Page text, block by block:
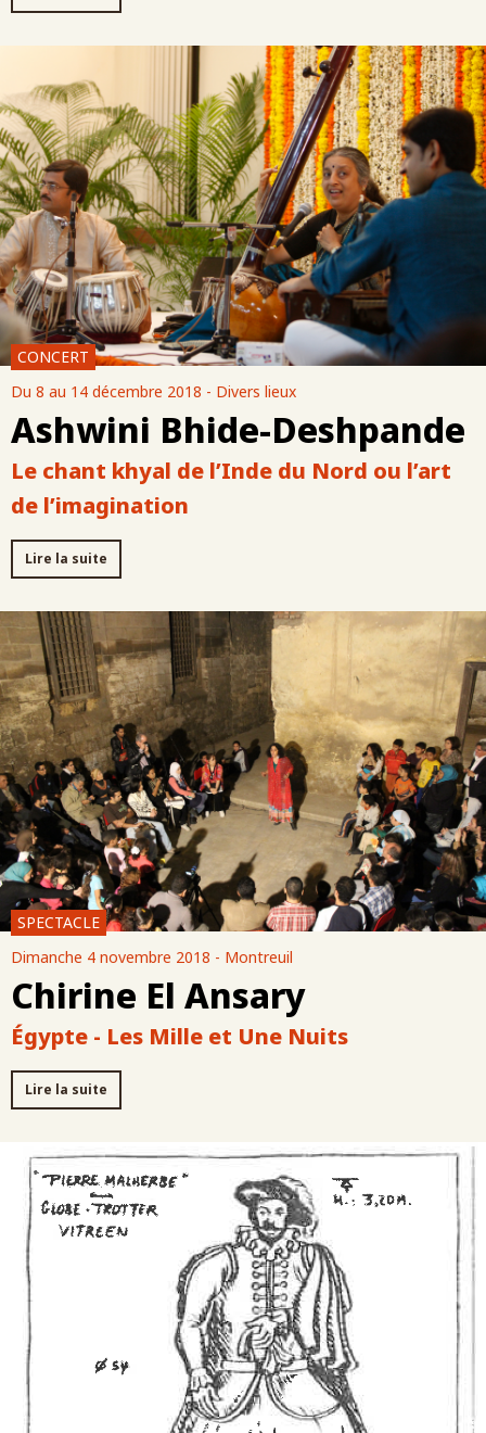
CONCERT
Du 8 au 14 décembre 2018 - Divers lieux
Ashwini Bhide-Deshpande
Le chant khyal de l’Inde du Nord ou l’art
de l’imagination
Lire la suite
SPECTACLE
Dimanche 4 novembre 2018 - Montreuil
Chirine El Ansary
Égypte - Les Mille et Une Nuits
Lire la suite